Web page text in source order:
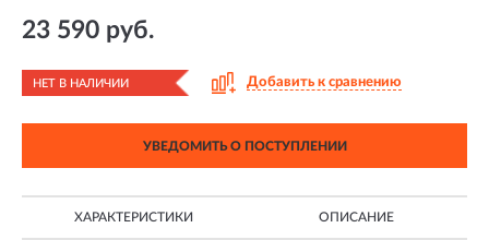
23 590 руб.
НЕТ В НАЛИЧИИ Добавить к сравнению
УВЕДОМИТЬ О ПОСТУПЛЕНИИ
ХАРАКТЕРИСТИКИ ОПИСАНИЕ